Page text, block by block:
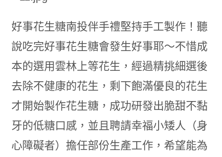
好事花生糖南投伴手禮堅持手工製作！聽
說吃完好事花生糖會發生好事耶～不惜成
本的選用雲林上等花生，經過精挑細選後
去除不健康的花生，剩下飽滿優良的花生
才開始製作花生糖，成功研發出脆甜不黏
牙的低糖口感，並且聘請幸福小矮人（身
心障礙者）擔任部份生產工作，希望能為